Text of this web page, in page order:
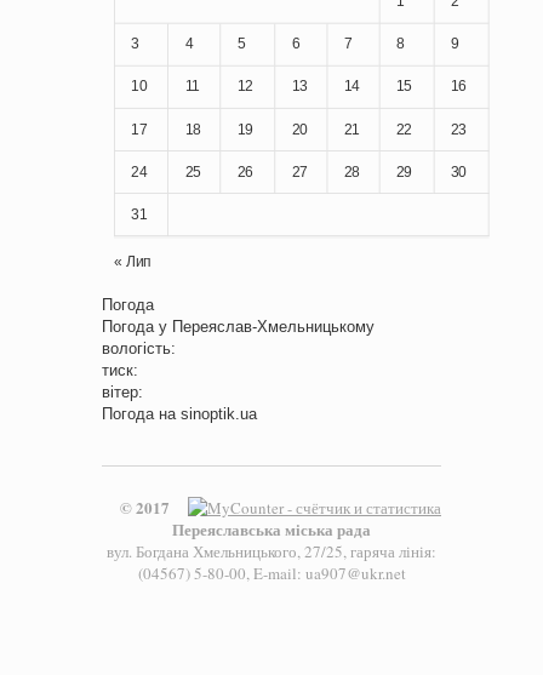
3 4 5 6 7 8 9
10 11 12 13 14 15 16
17 18 19 20 21 22 23
24 25 26 27 28 29 30
31
« Лип
Погода
Погода у Переяслав-Хмельницькому
вологість:
тиск:
вітер:
Погода на sinoptik.ua
© 2017
Переяславська міська рада
вул. Богдана Хмельницького, 27/25, гаряча лінія:
(04567) 5-80-00, E-mail: ua907@ukr.net